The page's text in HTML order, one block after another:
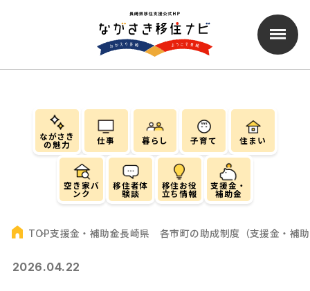
ながさき
の魅力
仕事 暮らし 子育て 住まい
空き家バ
ンク
移住者体
験談
移住お役
立ち情報
支援金・
補助金
TOP支援金・補助金長崎県 各市町の助成制度（支援金・補
2026.04.22